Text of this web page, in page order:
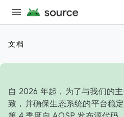
文档
自 2026 年起，为了与我们的
致，并确保生态系统的平台稳